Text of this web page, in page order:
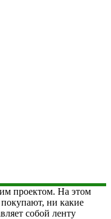
проектом. На этом
ни какие
собой ленту